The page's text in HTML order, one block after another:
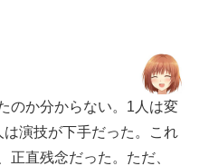
のか分からない。1人は変
演技が下手だった。これ
正直残念だった。ただ、